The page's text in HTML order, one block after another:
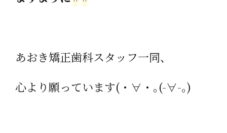
あおき矯正歯科スタッフ一同、
心より願っています(・∀・｡(-∀-｡)